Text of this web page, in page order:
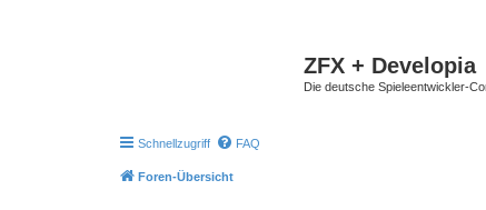
ZFX + Developia
Die deutsche Spieleentwickler-
Schnellzugriff FAQ
Foren-Übersicht